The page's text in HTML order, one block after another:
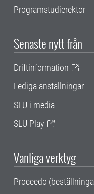
Programstudierektor
Senaste nytt från
Driftinformation
Lediga anställningar
SLU i media
SLU Play
Vanliga verktyg
Proceedo